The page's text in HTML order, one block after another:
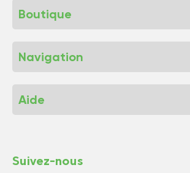
Boutique
Navigation
Aide
Suivez-nous